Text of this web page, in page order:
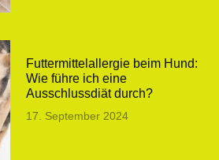
Futtermittelallergie beim Hund:
Wie führe ich eine
Ausschlussdiät durch?
17. September 2024